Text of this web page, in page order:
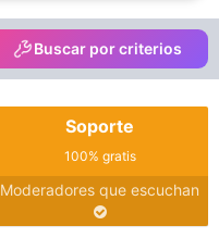
Buscar por criterios
Soporte
100% gratis
Moderadores que escuchan